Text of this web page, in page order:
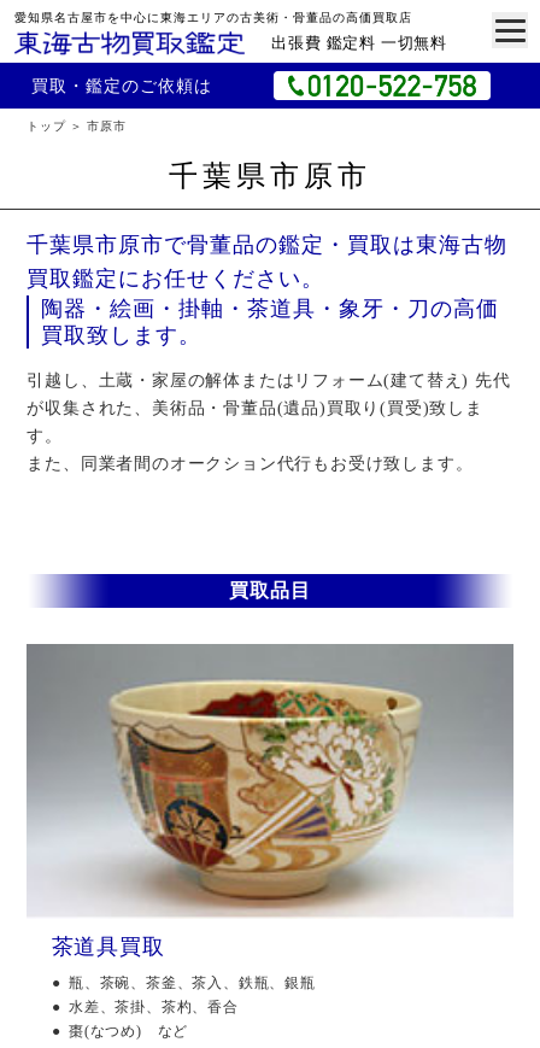
愛知県名古屋市を中心に東海エリアの古美術・骨董品の高価買取店
出張費 鑑定料 一切無料
買取・鑑定のご依頼は
トップ 市原市
千葉県市原市
千葉県市原市で骨董品の鑑定・買取は東海古物
買取鑑定にお任せください。
陶器・絵画・掛軸・茶道具・象牙・刀の高価
買取致します。
引越し、土蔵・家屋の解体またはリフォーム(建て替え) 先代
が収集された、美術品・骨董品(遺品)買取り(買受)致しま
す。
また、同業者間のオークション代行もお受け致します。
買取品目
茶道具買取
瓶、茶碗、茶釜、茶入、鉄瓶、銀瓶
水差、茶掛、茶杓、香合
棗(なつめ) など